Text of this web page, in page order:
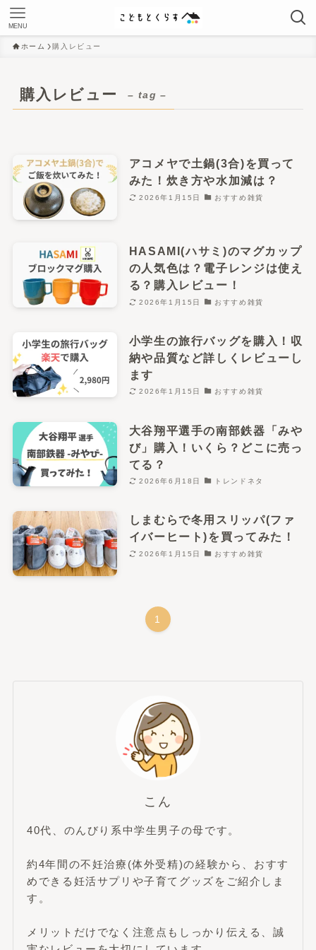
MENU
ホーム 購入レビュー
購入レビュー – tag –
アコメヤで土鍋(3合)を買って
みた！炊き方や水加減は？
2026年1月15日 おすすめ雑貨
HASAMI(ハサミ)のマグカップ
の人気色は？電子レンジは使え
る？購入レビュー！
2026年1月15日 おすすめ雑貨
小学生の旅行バッグを購入！収
納や品質など詳しくレビューし
ます
2026年1月15日 おすすめ雑貨
大谷翔平選手の南部鉄器「みや
び」購入！いくら？どこに売っ
てる？
2026年6月18日 トレンドネタ
しまむらで冬用スリッパ(ファ
イバーヒート)を買ってみた！
2026年1月15日 おすすめ雑貨
1
こん
40代、のんびり系中学生男子の母です。
約4年間の不妊治療(体外受精)の経験から、おすす
めできる妊活サプリや子育てグッズをご紹介しま
す。
メリットだけでなく注意点もしっかり伝える、誠